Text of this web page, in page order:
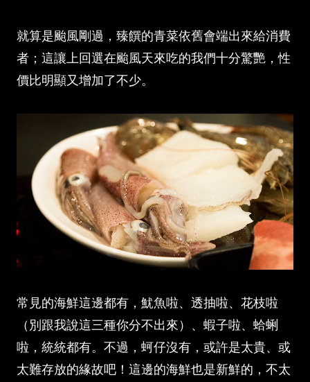
就算是颱風剛過，臻饌的青菜依舊會端出來給消費
者；這讓上回選在颱風天來吃的我們十分驚艷，性
價比明顯又增加了不少。
常見的海鮮這邊都有，魷魚啦、透抽啦、花枝啦
（別跟我說這三種你分不出來）、蝦子啦、蛤蜊
啦，統統都有。不過，蚵仔沒有，或許是太貴、或
太難存放的緣故吧！這邊的海鮮也是新鮮的，不太